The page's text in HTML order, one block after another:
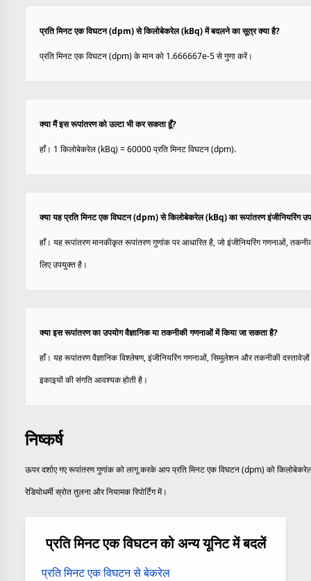
प्रति मिनट एक विघटन (dpm) से किलोबेकरेल (kBq) में बदलने का सूत्र क्या है?
प्रति मिनट एक विघटन (dpm) के मान को 1.666667e-5 से गुणा करें।
क्या मैं इस रूपांतरण को उल्टा भी कर सकता हूँ?
हाँ। 1 किलोबेकरेल (kBq) = 60000 प्रति मिनट विघटन (dpm).
क्या यह प्रति मिनट एक विघटन (dpm) से किलोबेकरेल (kBq) का रूपांतरण इंजीनियरिंग
हाँ। यह रूपांतरण मानकीकृत रूपांतरण गुणांक पर आधारित है, जो इंजीनियरिंग गणनाओं,
लिए उपयुक्त है।
क्या इस रूपांतरण का उपयोग वैज्ञानिक या तकनीकी गणनाओं में किया जा सकता है?
हाँ। यह रूपांतरण वैज्ञानिक विश्लेषण, इंजीनियरिंग गणनाओं, सिमुलेशन और तकनीकी
इकाइयों की संगति आवश्यक होती है।
निष्कर्ष
ऊपर दर्शाए गए रूपांतरण गुणांक को लागू करके आप प्रति मिनट एक विघटन (dpm) को
रेडियोधर्मी स्रोत तुलना और नियामक रिपोर्टिंग में।
प्रति मिनट एक विघटन को अन्य यूनिट में बदलें
प्रति मिनट एक विघटन से बेकरेल